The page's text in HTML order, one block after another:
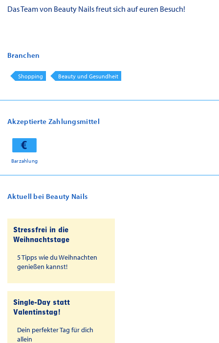
Das Team von Beauty Nails freut sich auf euren Besuch!
Branchen
Shopping Beauty und Gesundheit
Akzeptierte Zahlungsmittel
Barzahlung
Aktuell bei Beauty Nails
Stressfrei in die
Weihnachtstage
5 Tipps wie du Weihnachten
genießen kannst!
Single-Day statt
Valentinstag!
Dein perfekter Tag für dich
allein